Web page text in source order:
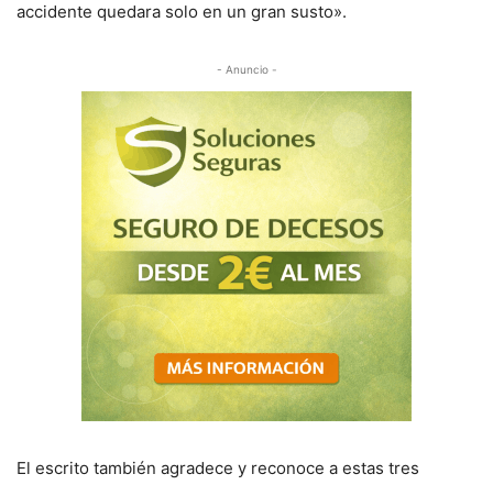
accidente quedara solo en un gran susto».
- Anuncio -
El escrito también agradece y reconoce a estas tres